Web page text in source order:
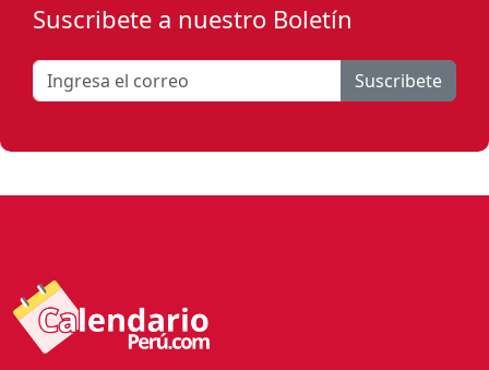
Suscribete a nuestro Boletín
Suscribete